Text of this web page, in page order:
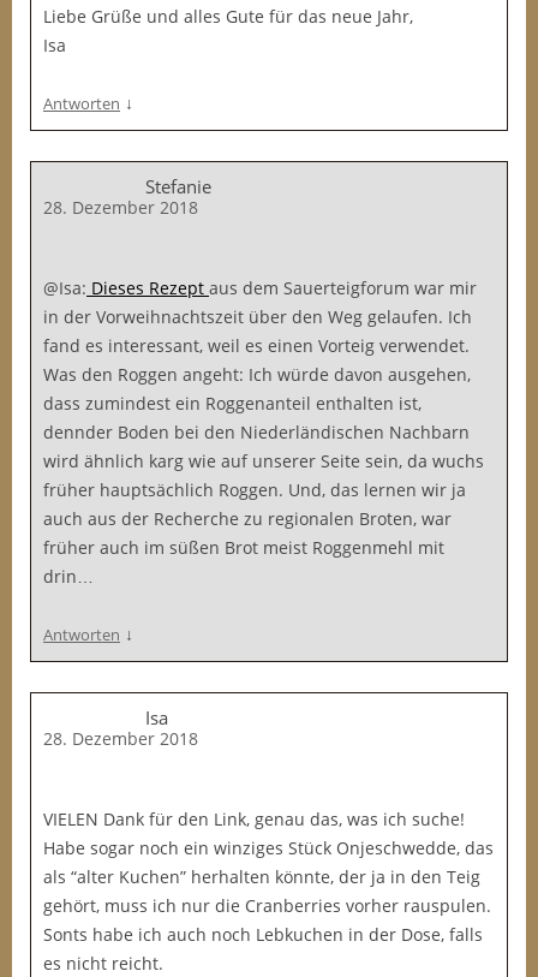
Liebe Grüße und alles Gute für das neue Jahr,
Isa
Antworten ↓
Stefanie
28. Dezember 2018
@Isa: Dieses Rezept aus dem Sauerteigforum war mir
in der Vorweihnachtszeit über den Weg gelaufen. Ich
fand es interessant, weil es einen Vorteig verwendet.
Was den Roggen angeht: Ich würde davon ausgehen,
dass zumindest ein Roggenanteil enthalten ist,
dennder Boden bei den Niederländischen Nachbarn
wird ähnlich karg wie auf unserer Seite sein, da wuchs
früher hauptsächlich Roggen. Und, das lernen wir ja
auch aus der Recherche zu regionalen Broten, war
früher auch im süßen Brot meist Roggenmehl mit
drin…
Antworten ↓
Isa
28. Dezember 2018
VIELEN Dank für den Link, genau das, was ich suche!
Habe sogar noch ein winziges Stück Onjeschwedde, das
als “alter Kuchen” herhalten könnte, der ja in den Teig
gehört, muss ich nur die Cranberries vorher rauspulen.
Sonts habe ich auch noch Lebkuchen in der Dose, falls
es nicht reicht.